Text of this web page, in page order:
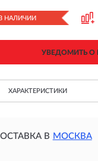
НАЛИЧИИ
УВЕДОМИТЬ О
ХАРАКТЕРИСТИКИ
В МОСКВА